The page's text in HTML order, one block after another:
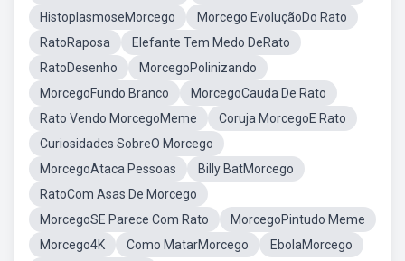
HistoplasmoseMorcego
Morcego EvoluçãoDo Rato
RatoRaposa
Elefante Tem Medo DeRato
RatoDesenho
MorcegoPolinizando
MorcegoFundo Branco
MorcegoCauda De Rato
Rato Vendo MorcegoMeme
Coruja MorcegoE Rato
Curiosidades SobreO Morcego
MorcegoAtaca Pessoas
Billy BatMorcego
RatoCom Asas De Morcego
MorcegoSE Parece Com Rato
MorcegoPintudo Meme
Morcego4K
Como MatarMorcego
EbolaMorcego